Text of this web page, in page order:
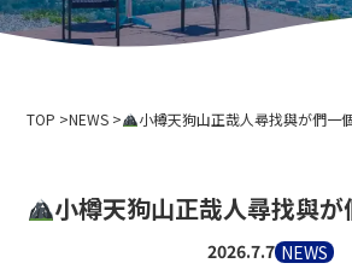
如何度過你的時間
公司簡介
滑雪場使用條款與條件
TOP NEWS 小樽天狗山正哉人尋找與が們一
小樽天狗山正哉人尋找與が
2026.7.7 NEWS